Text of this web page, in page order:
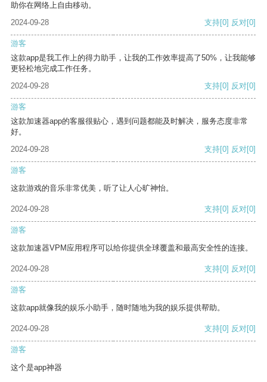
助你在网络上自由移动。
2024-09-28
支持[0] 反对[0]
游客
这款app是我工作上的得力助手，让我的工作效率提高了50%，让我能够
更轻松地完成工作任务。
2024-09-28
支持[0] 反对[0]
游客
这款加速器app的客服很贴心，遇到问题都能及时解决，服务态度非常
好。
2024-09-28
支持[0] 反对[0]
游客
这款游戏的音乐非常优美，听了让人心旷神怡。
2024-09-28 支持[0] 反对[0]
游客
这款加速器VPM应用程序可以给你提供全球覆盖和最高安全性的连接。
2024-09-28 支持[0] 反对[0]
游客
这款app就像我的娱乐小助手，随时随地为我的娱乐提供帮助。
2024-09-28 支持[0] 反对[0]
游客
这个是app神器